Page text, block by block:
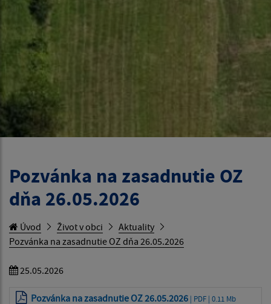
Pozvánka na zasadnutie OZ
dňa 26.05.2026
Úvod Život v obci
Aktuality
Pozvánka na zasadnutie OZ dňa 26.05.2026
25.05.2026
Pozvánka na zasadnutie OZ 26.05.2026 | PDF | 0.11 Mb